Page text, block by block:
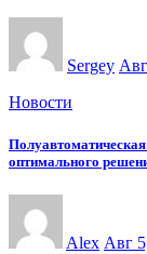
Sergey
Новости
оптимального
Alex Авг